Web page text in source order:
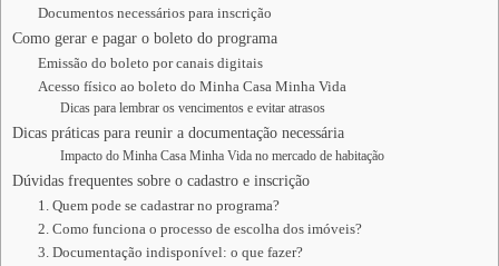
Documentos necessários para inscrição
Como gerar e pagar o boleto do programa
Emissão do boleto por canais digitais
Acesso físico ao boleto do Minha Casa Minha Vida
Dicas para lembrar os vencimentos e evitar atrasos
Dicas práticas para reunir a documentação necessária
Impacto do Minha Casa Minha Vida no mercado de habitação
Dúvidas frequentes sobre o cadastro e inscrição
1. Quem pode se cadastrar no programa?
2. Como funciona o processo de escolha dos imóveis?
3. Documentação indisponível: o que fazer?